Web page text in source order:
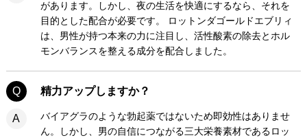
があります。しかし、夜の生活を快適にするなら、それを
目的とした配合が必要です。 ロットンダゴールドエブリィ
は、男性が持つ本来の力に注目し、活性酸素の除去とホル
モンバランスを整える成分を配合しました。
Q 精力アップしますか？
A
バイアグラのような勃起薬ではないため即効性はありませ
ん。しかし、男の自信につながる三大栄養素材であるロッ